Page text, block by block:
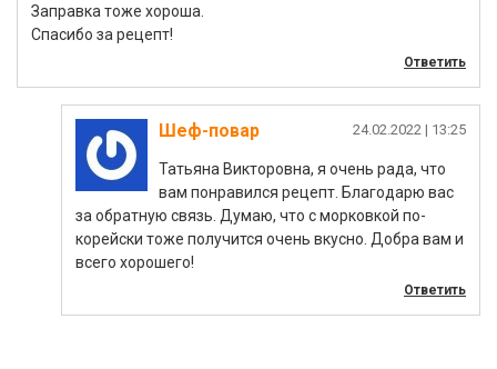
Заправка тоже хороша.
Спасибо за рецепт!
Ответить
Шеф-повар |
Татьяна Викторовна, я очень рада, что
вам понравился рецепт. Благодарю вас
за обратную связь. Думаю, что с морковкой по-
корейски тоже получится очень вкусно. Добра вам и
всего хорошего!
Ответить